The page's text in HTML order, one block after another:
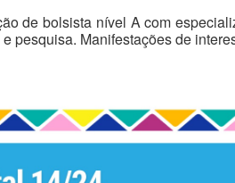
de bolsista nível A com
pesquisa. Manifestações de